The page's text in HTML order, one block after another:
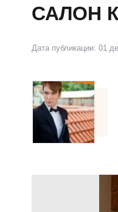
САЛОН
Дата публикации: 01